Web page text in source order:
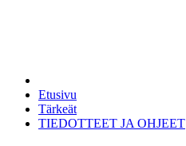
Etusivu
Tärkeät
TIEDOTTEET JA OHJEET